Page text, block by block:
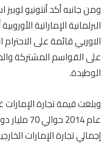
ومن جانبه أكد أنتونيو
البرلمانية الإماراتية
الاوربي قائمة على
على القواسم المشتركة
الوطيدة.
وبلغت قيمة تجارة
إجمالي تجارة الإمارات